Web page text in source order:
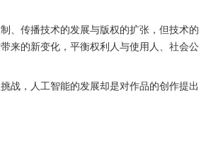
、传播技术的发展与版权的扩张，但技术的
来的新变化，平衡权利人与使用人、社会公
战，人工智能的发展却是对作品的创作提出